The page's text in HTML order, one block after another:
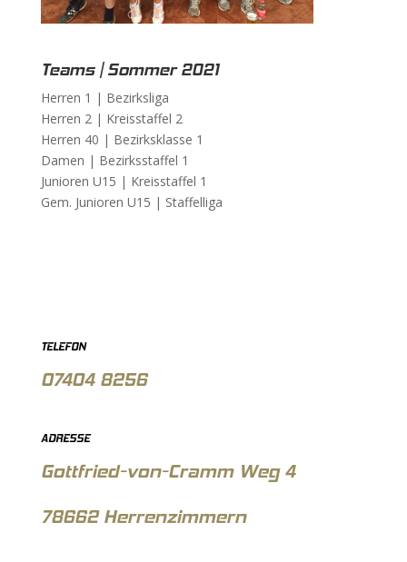
Teams | Sommer 2021
Herren 1 | Bezirksliga
Herren 2 | Kreisstaffel 2
Herren 40 | Bezirksklasse 1
Damen | Bezirksstaffel 1
Junioren U15 | Kreisstaffel 1
Gem. Junioren U15 | Staffelliga
TELEFON
07404 8256
ADRESSE
Gottfried-von-Cramm Weg 4
78662 Herrenzimmern